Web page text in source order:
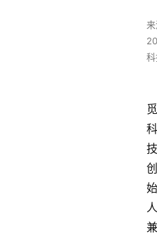
觅
科
技
创
始
人
兼